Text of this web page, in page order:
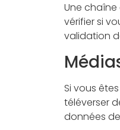
Une
vérifier si
validation
Si vous
téléverser
données